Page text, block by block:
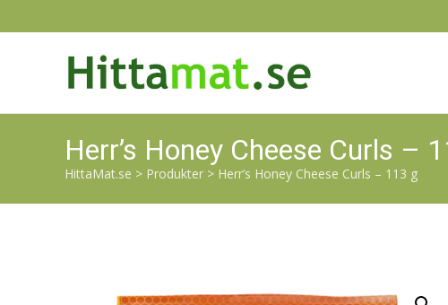
Herr’s Honey Cheese Curls –
HittaMat.se > Produkter > Herr’s Honey Cheese Curls – 113 g